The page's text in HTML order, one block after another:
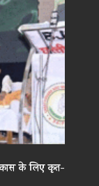
के लिए कृत-